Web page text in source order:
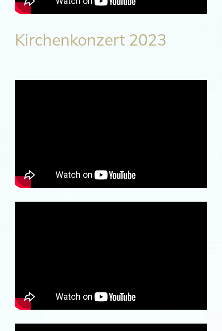
Kirchenkonzert 2023